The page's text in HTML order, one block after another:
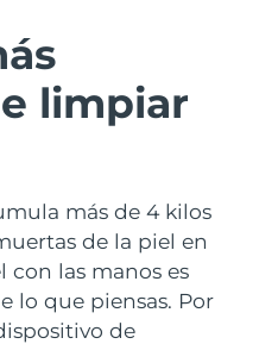
limpiar
más de 4 kilos
de la piel en
las manos es
lo que piensas. Por
de
on-the-go
Cuidado bucal
Entrega prevista 8/11/26
Entrega prevista 8/16/26
Entrega prevista
Entrega prevista